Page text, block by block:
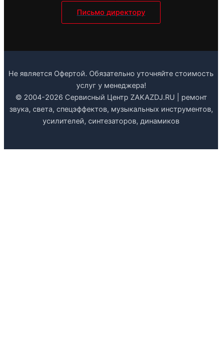
Письмо директору
Не является Офертой. Обязательно уточняйте стоимость
услуг у менеджера!
© 2004-2026 Сервисный Центр ZAKAZDJ.RU | ремонт
звука, света, спецэффектов, музыкальных инструментов,
усилителей, синтезаторов, динамиков